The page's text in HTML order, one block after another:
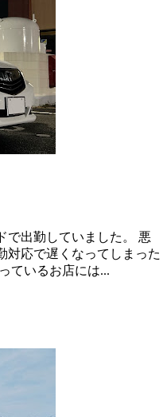
で出勤していました。 悪
対応で遅くなってしまった
ているお店には...